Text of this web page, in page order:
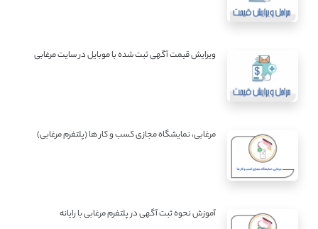
ویرایش قیمت آگهی ثبت شده با موبایل در سایت مرغابی
مرغابی، نمایشگاه مجازی کسب و کار ها (پلتفرم مرغابی)
آموزش نحوه ثبت آگهی در پلتفرم مرغابی با رایانه